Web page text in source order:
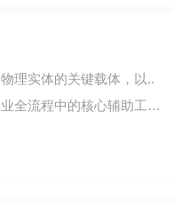
理实体的关键载体，以..
全流程中的核心辅助工